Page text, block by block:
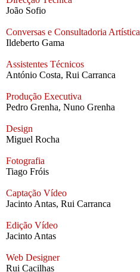
João Sofio
Conversas e Consultadoria Artística
Ildeberto Gama
Assistentes Técnicos
António Costa, Rui Carranca
Produção Executiva
Pedro Grenha, Nuno Grenha
Design
Miguel Rocha
Fotografia
Tiago Fróis
Captação Vídeo
Jacinto Antas, Rui Carranca
Edição Vídeo
Jacinto Antas
Web Designer
Rui Cacilhas